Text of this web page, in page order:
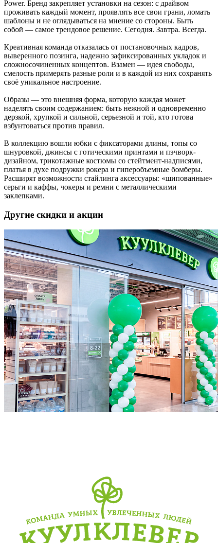
Power. Бренд закрепляет установки на сезон: с драйвом
проживать каждый момент, проявлять все свои грани, ломать
шаблоны и не оглядываться на мнение со стороны. Быть
собой — самое трендовое решение. Сегодня. Завтра. Всегда.
Креативная команда отказалась от постановочных кадров,
выверенного позинга, надежно зафиксированных укладок и
сложносочиненных концептов. Взамен — идея свободы,
смелость примерять разные роли и в каждой из них сохранять
своё уникальное настроение.
Образы — это внешняя форма, которую каждая может
наделять своим содержанием: быть нежной и одновременно
дерзкой, хрупкой и сильной, серьезной и той, кто готова
взбунтоваться против правил.
В коллекцию вошли юбки с фиксаторами длины, топы со
шнуровкой, джинсы с готическими принтами и пэчворк-
дизайном, трикотажные костюмы со стейтмент-надписями,
платья в духе подружки рокера и гиперобъемные бомберы.
Расширят возможности стайлинга аксессуары: «шипованные»
серьги и каффы, чокеры и ремни с металлическими
заклепками.
Другие скидки и акции